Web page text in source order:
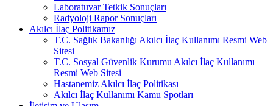
Laboratuvar Tetkik Sonuçları
Radyoloji Rapor Sonuçları
Akılcı İlaç Politikamız
T.C. Sağlık Bakanlığı Akılcı İlaç Kullanımı Resmi Web
Sitesi
T.C. Sosyal Güvenlik Kurumu Akılcı İlaç Kullanımı
Resmi Web Sitesi
Hastanemiz Akılcı İlaç Politikası
Akılcı İlaç Kullanımı Kamu Spotları